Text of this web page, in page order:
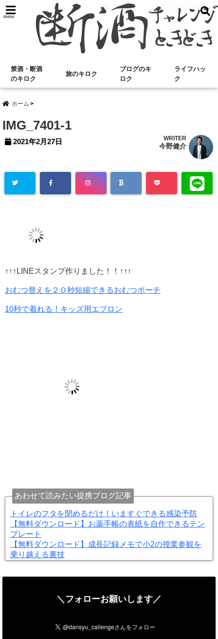
menu
禁酒・断酒
のキロク
旅のキロク
ブログのキ
ロク
ライフハッ
ク
ホーム
IMG_7401-1
2021年2月27日 WRITER
今野健介
↑↑↑LINEスタンプ作りました！！↑↑↑
おむつ替えを２０秒短縮できるおむつポーチ
10秒で着れる！キッズ用エプロン
あわせて読みたい提携ブログ記事
トイレのフタを閉めるだけ！いますぐできる感染予防
【無料ダウンロード】お薬手帳の表紙を自作できるテン
プレート
【無料ダウンロード】成長記録メモで小2の授業参観を
乗り越える裏技
＼フォローお願いします／